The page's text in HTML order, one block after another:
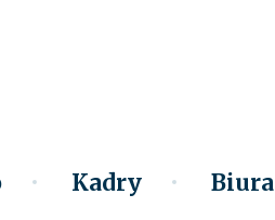
Kadry